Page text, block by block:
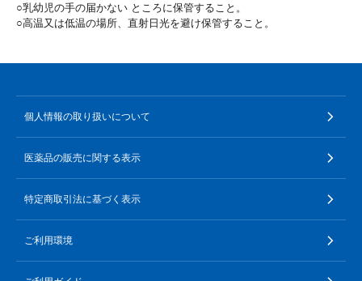
○乳幼児の手の届かない ところに保管すること。
○高温又は低温の場所、直射日光を避け保管すること。
個人情報の取り扱いについて
医薬品の販売に関する表示
特定商取引法に基づく表示
ご利用環境